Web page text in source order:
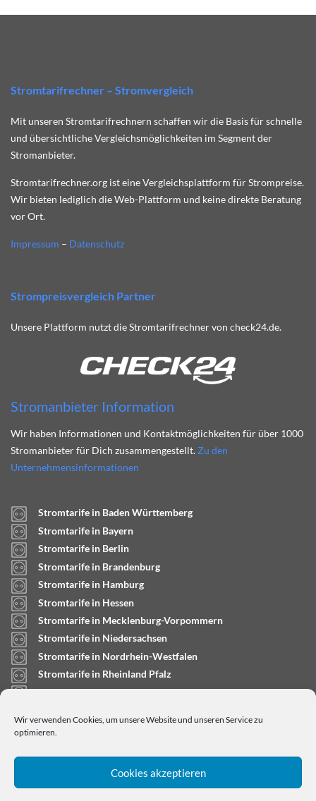
Wir verwenden Cookies, um unsere Website und unseren Service zu
optimieren.
Cookies akzeptieren
Stromtarifrechner – Stromvergleich
Mit unseren Stromtarifrechnern schaffen wir die Basis für schnelle
und übersichtliche Vergleichsmöglichkeiten im Segment der
Stromanbieter.
Stromtarifrechner.org ist eine Vergleichsplattform für Strompreise.
Wir bieten lediglich die Web-Plattform und keine direkte Beratung
vor Ort.
Impressum – Datenschutz
Strompreisvergleich Partner
Unsere Plattform nutzt die Stromtarifrechner von check24.de.
Stromanbieter Information
Wir haben Informationen und Kontaktmöglichkeiten für über 1000
Stromanbieter für Dich zusammengestellt. Zu den
Unternehmensinformationen
Stromtarife in Baden Württemberg
Stromtarife in Bayern
Stromtarife in Berlin
Stromtarife in Brandenburg
Stromtarife in Hamburg
Stromtarife in Hessen
Stromtarife in Mecklenburg-Vorpommern
Stromtarife in Niedersachsen
Stromtarife in Nordrhein-Westfalen
Stromtarife in Rheinland Pfalz
Stromtarife in Saarland
Stromtarife in Schleswig-Holstein